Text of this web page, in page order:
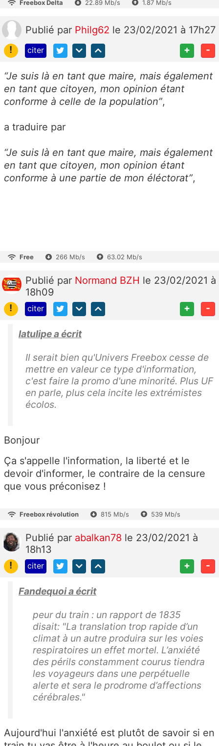
Freebox Delta 22.89 Mb/s 1.87 Mb/s
Publié par Philg62 le 23/02/2021 à 17h27
!
citer + -
“Je suis là en tant que maire, mais également
en tant que citoyen, mon opinion étant
conforme à celle de la population”,
a traduire par
“Je suis là en tant que maire, mais également
en tant que citoyen, mon opinion étant
conforme à une partie de mon éléctorat”,
Free 266 Mb/s 63.02 Mb/s
Publié par Normand BZH le 23/02/2021 à
18h09
!
citer + -
latulipe a écrit
Il serait bien qu'Univers Freebox cesse de
mettre en valeur ce type d'information,
c'est faire la promo d'une minorité. Plus UF
en parle, plus cela incite les extrémistes
écolos.
Bonjour
Ça s'appelle l'information, la liberté et le
devoir d'informer, le contraire de la censure
que vous préconisez !
Freebox révolution 815 Mb/s 539 Mb/s
Publié par abalkan78 le 23/02/2021 à
18h13
!
citer + -
Fandequoi a écrit
peur du train : un rapport de 1835
disait: "La translation trop rapide d’un
climat à un autre produira sur les voies
respiratoires un effet mortel. L’anxiété
des périls constamment courus tiendra
les voyageurs dans une perpétuelle
alerte et sera le prodrome d’affections
cérébrales."
Aujourd'hui l'anxiété est plutôt de savoir si en